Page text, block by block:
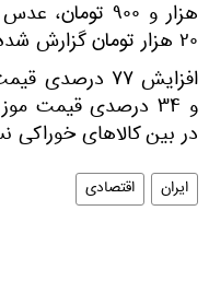
۲۰ هزار تومان گزارش شده است.
و ۳۴ درصدی قیمت
در بین کالاهای
ایران اقتصادی